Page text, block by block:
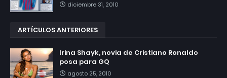
diciembre 31, 2010
ARTÍCULOS ANTERIORES
Irina Shayk, novia de Cristiano Ronaldo
posa para GQ
agosto 25, 2010